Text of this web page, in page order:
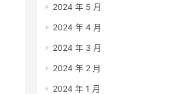
2024 年 5 月
2024 年 4 月
2024 年 3 月
2024 年 2 月
2024 年 1 月